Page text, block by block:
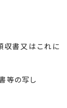
書又はこれに
等の写し